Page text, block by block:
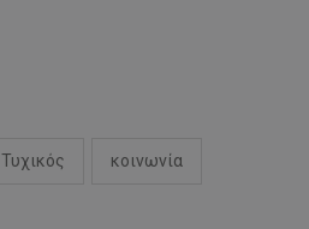
Τυχικός κοινωνία